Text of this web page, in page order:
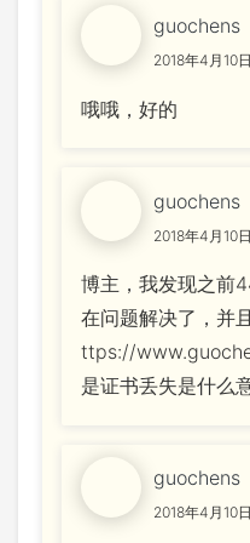
guochens
2018年4月10
哦哦，好的
guochens
2018年4月10
博主，我发现之前
在问题解决了，并
ttps://
是证书丢失是什么
guochens
2018年4月10